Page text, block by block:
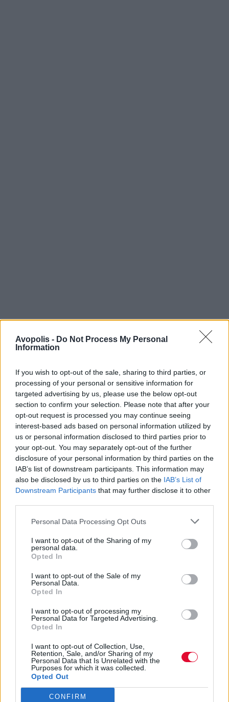
Avopolis - Do Not Process My Personal
Information
If you wish to opt-out of the sale, sharing to third parties, or
processing of your personal or sensitive information for
targeted advertising by us, please use the below opt-out
section to confirm your selection. Please note that after your
opt-out request is processed you may continue seeing
interest-based ads based on personal information utilized by
us or personal information disclosed to third parties prior to
your opt-out. You may separately opt-out of the further
disclosure of your personal information by third parties on the
IAB’s list of downstream participants. This information may
also be disclosed by us to third parties on the IAB’s List of
Downstream Participants that may further disclose it to other
Personal Data Processing Opt Outs
I want to opt-out of the Sharing of my
personal data.
Opted In
I want to opt-out of the Sale of my
Personal Data.
Opted In
I want to opt-out of processing my
Personal Data for Targeted Advertising.
Opted In
I want to opt-out of Collection, Use,
Retention, Sale, and/or Sharing of my
Personal Data that Is Unrelated with the
Purposes for which it was collected.
Opted Out
CONFIRM